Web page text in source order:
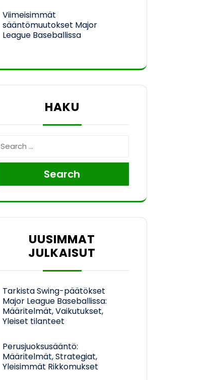
Viimeisimmät
sääntömuutokset Major
League Baseballissa
HAKU
Search
UUSIMMAT
JULKAISUT
Tarkista Swing-päätökset
Major League Baseballissa:
Määritelmät, Vaikutukset,
Yleiset tilanteet
Perusjuoksusääntö:
Määritelmät, Strategiat,
Yleisimmät Rikkomukset